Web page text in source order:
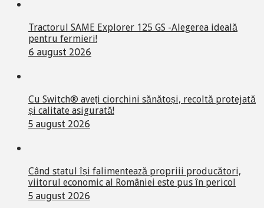
Tractorul SAME Explorer 125 GS -Alegerea ideală
pentru fermieri!
6 august 2026
Cu Switch® aveți ciorchini sănătoși, recoltă protejată
și calitate asigurată!
5 august 2026
Când statul își falimentează propriii producători,
viitorul economic al României este pus în pericol
5 august 2026